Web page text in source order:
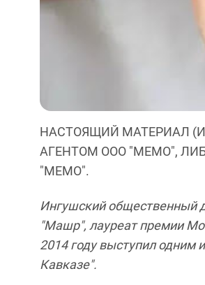
НАСТОЯЩИЙ МАТЕРИАЛ
АГЕНТОМ ООО "МЕМО",
"МЕМО".
Ингушский общественный
"Машр", лауреат премии
2014 году выступил одним
Кавказе".